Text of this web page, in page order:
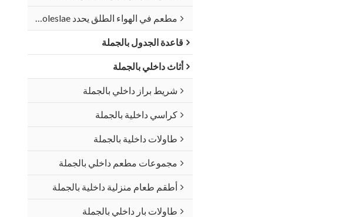
مطعم في الهواء الطلق يحدد Wholeslae
قاعدة الجدول بالجملة
أثاث داخلي بالجملة
شريط براز داخلي بالجملة
كراسي داخلية بالجملة
طاولات داخلية بالجملة
مجموعات مطعم داخلي بالجملة
أطقم طعام منزلية داخلية بالجملة
طاولات بار داخلي بالجملة